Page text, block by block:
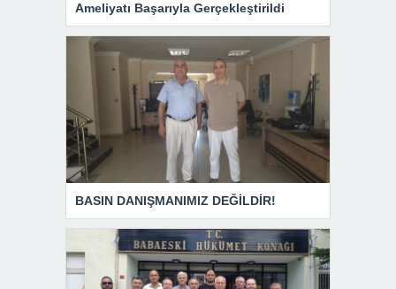
Ameliyatı Başarıyla Gerçekleştirildi
BASIN DANIŞMANIMIZ DEĞİLDİR!